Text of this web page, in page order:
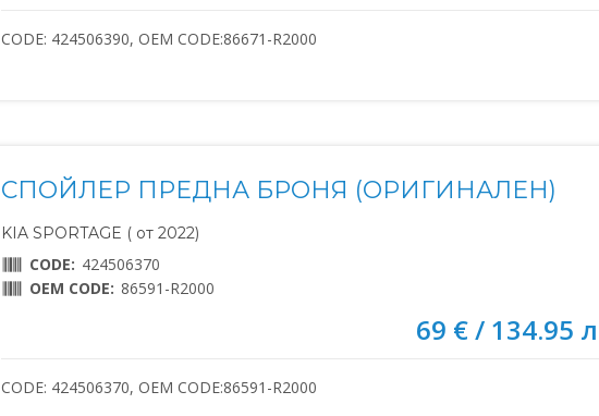
CODE: 424506390, OEM CODE:86671-R2000
СПОЙЛЕР ПРЕДНА БРОНЯ (ОРИГИНАЛЕН)
KIA SPORTAGE ( от 2022)
CODE: 424506370
OEM CODE: 86591-R2000
69 € / 134.95
CODE: 424506370, OEM CODE:86591-R2000